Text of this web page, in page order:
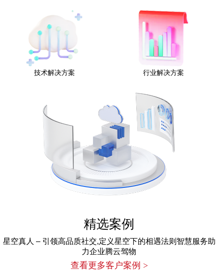
技术解决方案 行业解决方案
精选案例
星空真人 – 引领高品质社交,定义星空下的相遇法则智慧服务助
力企业腾云驾物
查看更多客户案例 >